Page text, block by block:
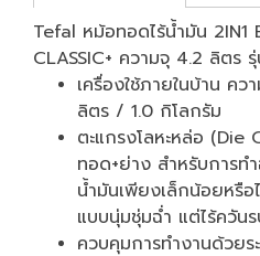
Tefal หม้อทอดไร้น้ำมัน 2IN1
CLASSIC+ ความจุ 4.2 ลิตร
เครื่องใช้ภายในบ้าน ค
ลิตร / 1.0 กิโลกรัม
ตะแกรงโลหะหล่อ (Die
ทอด+ย่าง สำหรับการท
น้ำมันเพียงเล็กน้อยหรือ
แบบนุ่มชุ่มฉ่ำ แต่ไร้ควัน
ควบคุมการทำงานด้วยร